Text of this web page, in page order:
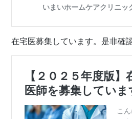
在宅医募集しています。是非確